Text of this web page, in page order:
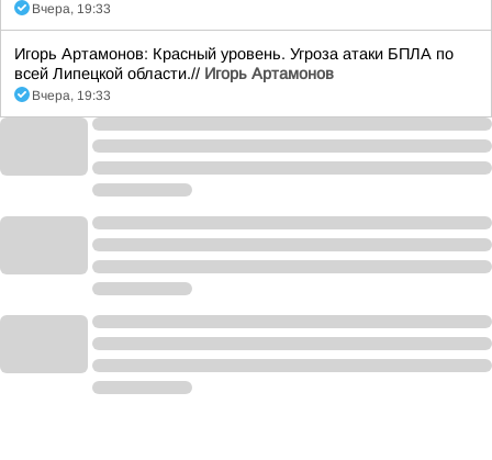
Вчера, 19:33
Игорь Артамонов: Красный уровень. Угроза атаки БПЛА по
всей Липецкой области.// Игорь Артамонов
Вчера, 19:33